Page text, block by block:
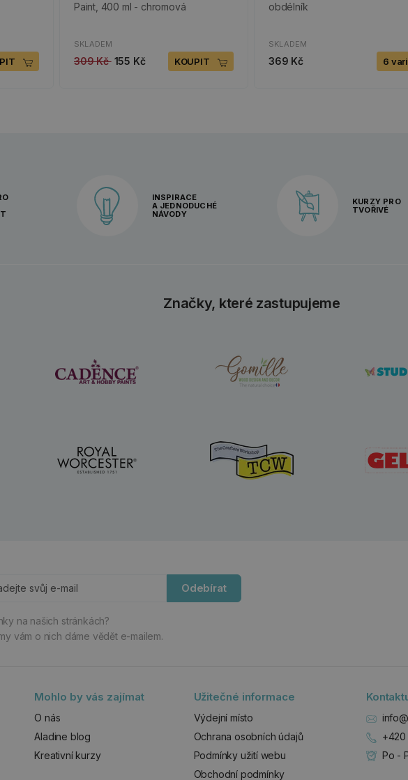
Paint, 400 ml - chromová
SKLADEM
309 Kč 155 Kč KOUPIT
obdélník
SKLADEM
369 Kč 6
INSPIRACE
A JEDNODUCHÉ
NÁVODY
KURZY PRO
TVOŘIVÉ
Značky, které zastupujeme
Odebírat
na našich stránkách?
vám o nich dáme vědět e-mailem.
Mohlo by vás zajímat
O nás
Aladine blog
Kreativní kurzy
Užitečné informace
Výdejní místo
Ochrana osobních údajů
Podmínky užití webu
Obchodní podmínky
+420
Po -